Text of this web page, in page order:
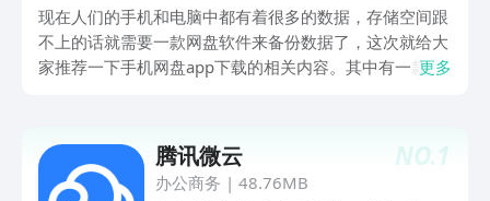
现在人们的手机和电脑中都有着很多的数据，存储空间跟
不上的话就需要一款网盘软件来备份数据了，这次就给大
家推荐一下手机网盘app下载的相关内容。其中有一款软
更多
NO.1
腾讯微云
办公商务 | 48.76MB